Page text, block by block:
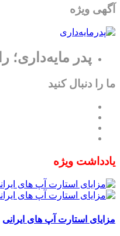
آگهی ویژه
پدر مایه‌داری؛
ما را دنبال کنید
یادداشت ویژه
مزایای استارت آپ های ایرانی